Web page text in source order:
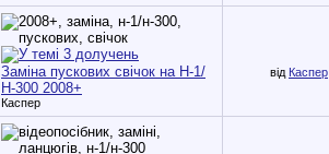
Заміна пускових свічок на Н-1/
Н-300 2008+
Каспер
від Каспер